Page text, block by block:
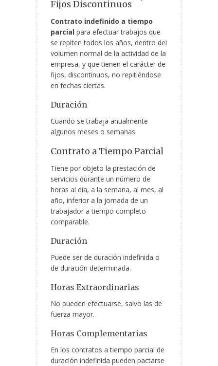
Fijos Discontinuos
Contrato indefinido a tiempo
parcial para efectuar trabajos que
se repiten todos los años, dentro del
volumen normal de la actividad de la
empresa, y que tienen el carácter de
fijos, discontinuos, no repitiéndose
en fechas ciertas.
Duración
Cuando se trabaja anualmente
algunos meses o semanas.
Contrato a Tiempo Parcial
Tiene por objeto la prestación de
servicios durante un número de
horas al día, a la semana, al mes, al
año, inferior a la jornada de un
trabajador a tiempo completo
comparable.
Duración
Puede ser de duración indefinida o
de duración determinada.
Horas Extraordinarias
No pueden efectuarse, salvo las de
fuerza mayor.
Horas Complementarias
En los contratos a tiempo parcial de
duración indefinida pueden pactarse